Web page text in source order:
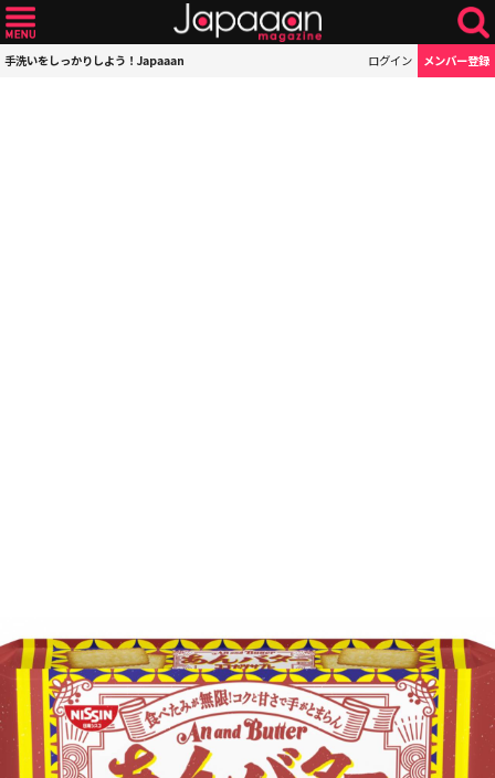
手洗いをしっかりしよう！Japaaan ログイン メンバー登録